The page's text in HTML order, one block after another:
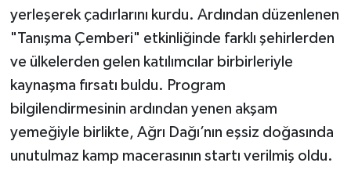
yerleşerek çadırlarını kurdu. Ardından düzenlenen
"Tanışma Çemberi" etkinliğinde farklı şehirlerden
ve ülkelerden gelen katılımcılar birbirleriyle
kaynaşma fırsatı buldu. Program
bilgilendirmesinin ardından yenen akşam
yemeğiyle birlikte, Ağrı Dağı’nın eşsiz doğasında
unutulmaz kamp macerasının startı verilmiş oldu.